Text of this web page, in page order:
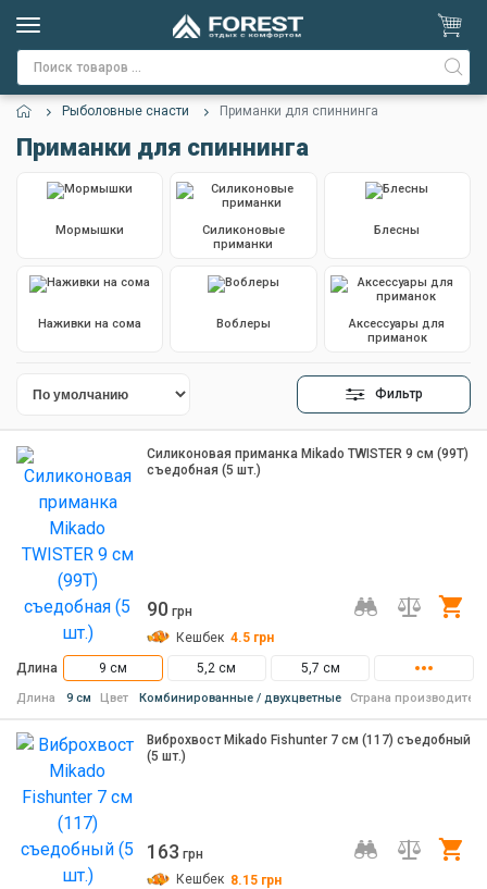
Рыболовные снасти Приманки для спиннинга
Приманки для спиннинга
Мормышки
Силиконовые
приманки
Блесны
Наживки на сома Воблеры
Аксессуары для
приманок
Фильтр
Силиконовая приманка Mikado TWISTER 9 см (99T)
съедобная (5 шт.)
90 грн
Кешбек4.5 грн
Длина
9 см 5,2 см 5,7 см
Длина 9 см Цвет Комбинированные / двухцветные Страна производитель
Виброхвост Mikado Fishunter 7 см (117) съедобный
(5 шт.)
163 грн
Кешбек 8.15 грн